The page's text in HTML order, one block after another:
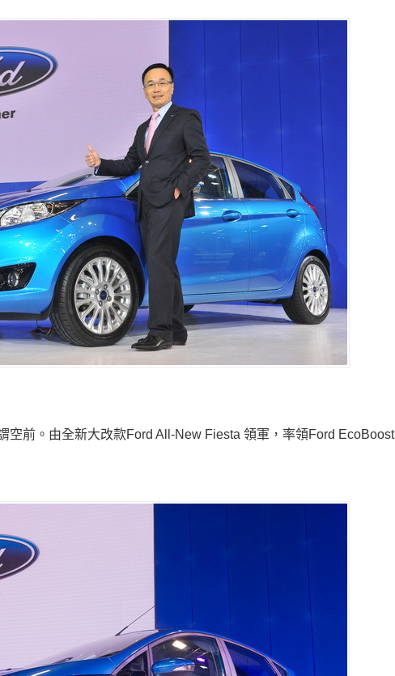
空前。由全新大改款Ford All-New Fiesta 領軍，率領Ford